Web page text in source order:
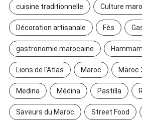
cuisine traditionnelle Culture
Décoration artisanale Fès
gastronomie marocaine Hammam
Lions de l’Atlas Maroc Maroc
Medina Médina Pastilla
Saveurs du Maroc Street Food